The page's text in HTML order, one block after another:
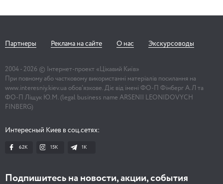
Партнеры Реклама на сайте О нас Экскурсоводы
2004 - 2026 © Інтернет-проект «Цікавий Київ»
При повному або частковому використанні матеріалів посилання на
www.interesniy.kiev.ua обов'язкове. Діє від імені ФО-П Фінберг А.Л та
ФО-П Ліщук Ю.М. (legal business name ARSENII LEONIDOVYCH
FINBERG)
Интересный Киев в соц.сетях:
62K 15K 1К
Подпишитесь на новости, акции, события